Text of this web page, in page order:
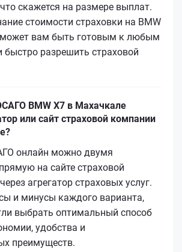
скажется на размере выплат.
стоимости страховки на BMW
вам быть готовым к любым
быстро разрешить страховой
BMW X7 в Махачкале
или сайт страховой компании
онлайн можно двумя
на сайте страховой
агрегатор страховых услуг.
и минусы каждого варианта,
выбрать оптимальный способ
удобства и
преимуществ.